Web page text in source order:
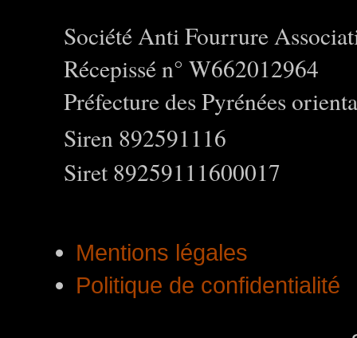
Société Anti Fourrure
Récepissé n° W662012964
Préfecture des Pyrénées
Siren 892591116
Siret 89259111600017
Mentions légales
Politique de confidentialité